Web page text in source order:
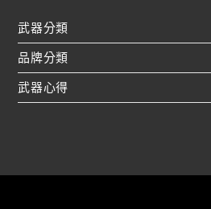
武器分類
品牌分類
武器心得